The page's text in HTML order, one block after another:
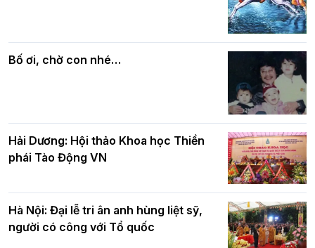
chúc mừng BTS GHPGVN TP. Hà Nội
nhân mùa Phật đản PL.2570
Phật giáo chính tín Phần 7: Luật nhân
quả
Bố ơi, chờ con nhé…
Hải Dương: Hội thảo Khoa học Thiền
phái Tào Động VN
Hà Nội: Đại lễ tri ân anh hùng liệt sỹ,
người có công với Tổ quốc